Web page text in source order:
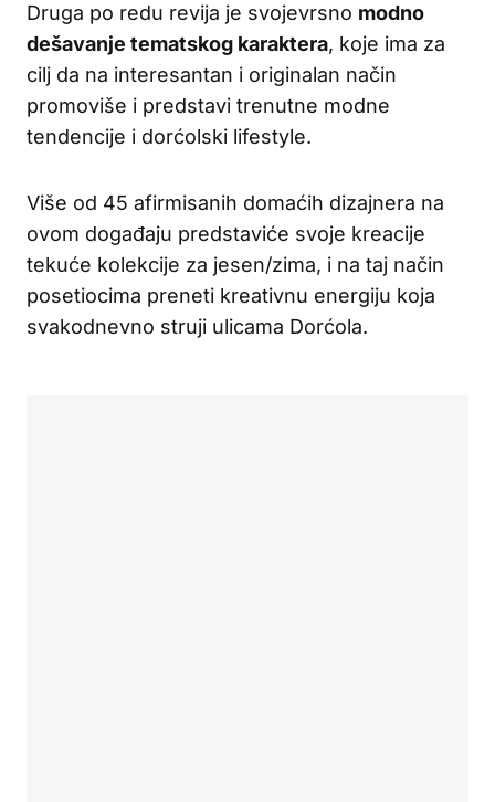
Druga po redu revija je svojevrsno modno
dešavanje tematskog karaktera, koje ima za
cilj da na interesantan i originalan način
promoviše i predstavi trenutne modne
tendencije i dorćolski lifestyle.
Više od 45 afirmisanih domaćih dizajnera na
ovom događaju predstaviće svoje kreacije
tekuće kolekcije za jesen/zima, i na taj način
posetiocima preneti kreativnu energiju koja
svakodnevno struji ulicama Dorćola.